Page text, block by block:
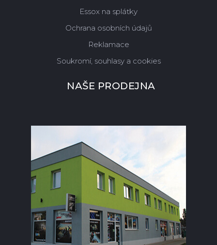
Essox na splátky
Ochrana osobních údajů
Reklamace
Soukromí, souhlasy a cookies
NAŠE PRODEJNA